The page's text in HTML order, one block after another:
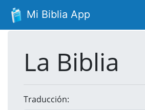
Mi Biblia App
La Biblia
Traducción: